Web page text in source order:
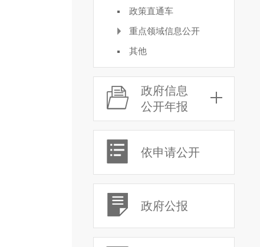
政策直通车
重点领域信息公开
其他
政府信息
公开年报
依申请公开
政府公报